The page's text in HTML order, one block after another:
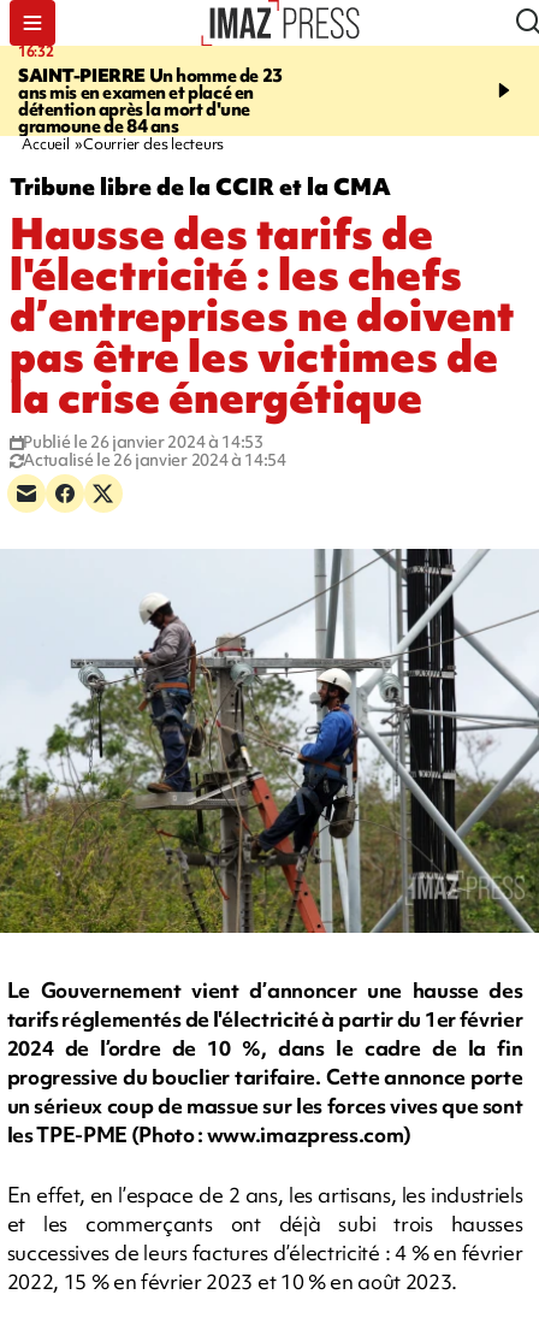
16:32
SAINT-PIERREUn homme de 23
ans mis en examen et placé en
détention après la mort d'une
gramoune de 84 ans
21:08
et Turquie scellent un
Accueil Courrier des lecteurs
Tribune libre de la CCIR et la CMA
Hausse des tarifs de
l'électricité : les chefs
d’entreprises ne doivent
pas être les victimes de
la crise énergétique
Publié le 26 janvier 2024 à 14:53
Actualisé le 26 janvier 2024 à 14:54
Le Gouvernement vient d’annoncer une hausse des
tarifs réglementés de l'électricité à partir du 1er février
2024 de l’ordre de 10 %, dans le cadre de la fin
progressive du bouclier tarifaire. Cette annonce porte
un sérieux coup de massue sur les forces vives que sont
les TPE-PME (Photo : www.imazpress.com)
En effet, en l’espace de 2 ans, les artisans, les industriels
et les commerçants ont déjà subi trois hausses
successives de leurs factures d’électricité : 4 % en février
2022, 15 % en février 2023 et 10 % en août 2023.